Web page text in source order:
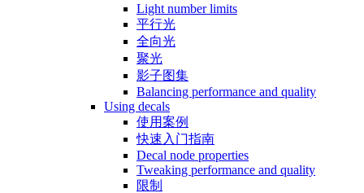
Light number limits
平行光
全向光
聚光
影子图集
Balancing performance and quality
Using decals
使用案例
快速入门指南
Decal node properties
Tweaking performance and quality
限制